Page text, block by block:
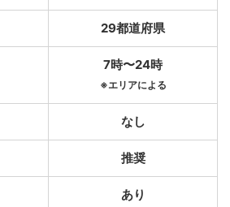
29都道府県
7時〜24時
※エリアによる
なし
推奨
あり